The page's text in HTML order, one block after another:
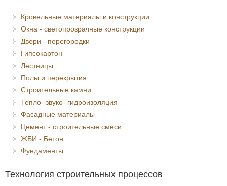
Кровельные материалы и конструкции
Окна - светопрозрачные конструкции
Двери - перегородки
Гипсокартон
Лестницы
Полы и перекрытия
Строительные камни
Тепло- звуко- гидроизоляция
Фасадные материалы
Цемент - строительные смеси
ЖБИ - Бетон
Фундаменты
Технология строительных процессов